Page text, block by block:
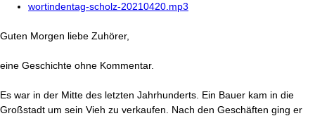
wortindentag-scholz-20210420.mp3
Guten Morgen liebe Zuhörer,
eine Geschichte ohne Kommentar.
Es war in der Mitte des letzten Jahrhunderts. Ein Bauer kam in die
Großstadt um sein Vieh zu verkaufen. Nach den Geschäften ging er